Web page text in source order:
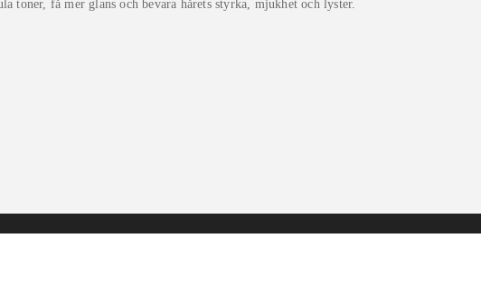
få mer glans och bevara hårets styrka, mjukhet och lyster.